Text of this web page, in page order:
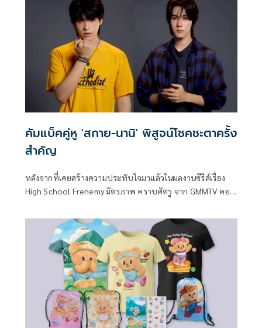
ทะยานติด อันดับ 1 บน X ทั้งในไทยและอีกหลายพื้นที่ทั่วโลก
ลัล่าสุด GMMTV ได้จัดงาน WU : The Fate Begins เพื่อให้แฟนๆ
ได้สัมผัสเรื่องราวสุดเข้มข้นก่อนใคร ณ CentralwOrld PULSE
Hall ชั้น 7 ศูนย์การค้าเซ็นทรัลเวิลด์
คัมแบ็คคู่หู 'สกาย-นานิ' พิสูจน์โชคชะตาครั้ง
สำคัญ
หลังจากที่เคยสร้างความประทับใจมาแล้วในผลงานซีรีส์เรื่อง
High School Frenemy มิตรภาพ คราบศัตรู จาก GMMTV คอน
สกาย-วงศ์รวี นทีธร และ นานิ-หิรัญกฤษฎิ์ ช่างคำ ก็กลับมาเจอ
กันอีกครั้งในซีรีส์เรื่องล่าสุด WU อู ซึ่งเป็นการโชว์ศักยภาพการ
แสดงที่เติบโตขึ้นของทั้งคู่ พร้อมจะพาทุกคนดิ่งลึกไปกับเรื่อง
ราวความสัมพันธ์อันเข้มข้นและการเดินทางที่ถูกถักทอด้วยโชค
ชะตาที่ไม่อาจเลี่ยง และความสัมพันธ์ที่ต้องจดจำ